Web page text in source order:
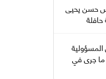
حسن يحيى
ما جرى في